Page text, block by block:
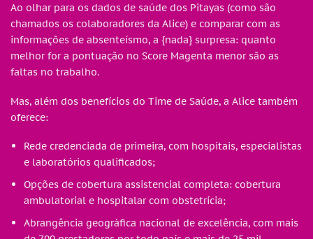
Ao olhar para os dados de saúde dos Pitayas (como são
chamados os colaboradores da Alice) e comparar com as
informações de absenteísmo, a {nada} surpresa: quanto
melhor for a pontuação no Score Magenta menor são as
faltas no trabalho.
Mas, além dos benefícios do Time de Saúde, a Alice também
oferece:
Rede credenciada de primeira, com hospitais, especialistas
e laboratórios qualificados;
Opções de cobertura assistencial completa: cobertura
ambulatorial e hospitalar com obstetrícia;
Abrangência geográfica nacional de excelência, com mais